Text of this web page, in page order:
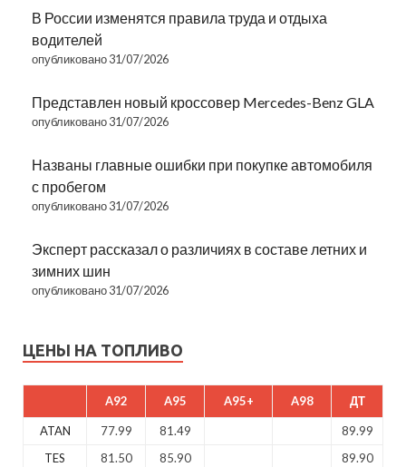
В России изменятся правила труда и отдыха
водителей
опубликовано 31/07/2026
Представлен новый кроссовер Mercedes-Benz GLA
опубликовано 31/07/2026
Названы главные ошибки при покупке автомобиля
с пробегом
опубликовано 31/07/2026
Эксперт рассказал о различиях в составе летних и
зимних шин
опубликовано 31/07/2026
ЦЕНЫ НА ТОПЛИВО
A92 A95 A95+ A98 ДТ
ATAN 77.99 81.49
89.99
TES
81.50 85.90
89.90